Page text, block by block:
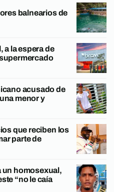
balnearios de
a la espera de
acusado de
menor y
que reciben los
parte de
un homosexual,
“no le caía